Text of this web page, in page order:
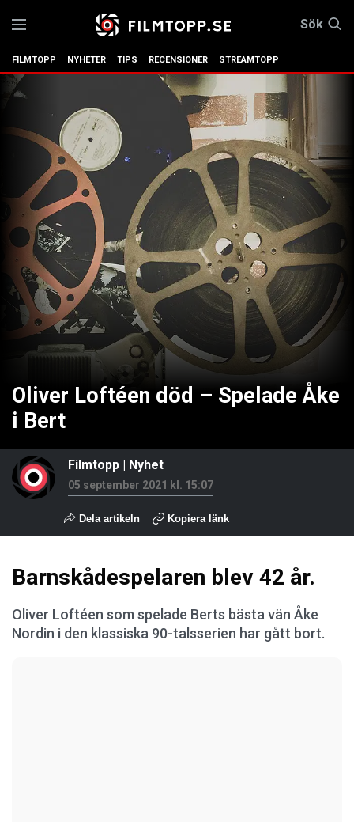
Sök
FILMTOPP NYHETER TIPS RECENSIONER STREAMTOPP
Oliver Loftéen död – Spelade Åke
i Bert
Filmtopp | Nyhet
05 september 2021 kl. 15:07
Dela artikeln Kopiera länk
Barnskådespelaren blev 42 år.
Oliver Loftéen som spelade Berts bästa vän Åke
Nordin i den klassiska 90-talsserien har gått bort.